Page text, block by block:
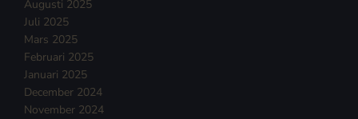
Augusti 2025
Juli 2025
Mars 2025
Februari 2025
Januari 2025
December 2024
November 2024